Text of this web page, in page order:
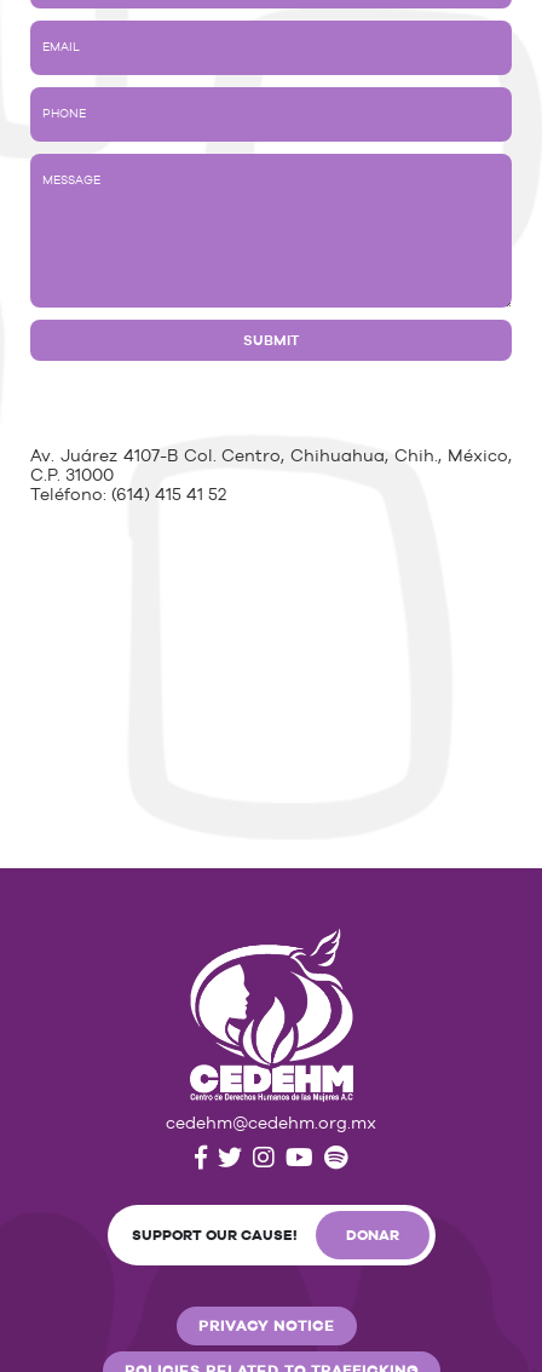
Av. Juárez 4107-B Col. Centro, Chihuahua, Chih., México,
C.P. 31000
Teléfono: (614) 415 41 52
cedehm@cedehm.org.mx
SUPPORT OUR CAUSE! DONAR
PRIVACY NOTICE